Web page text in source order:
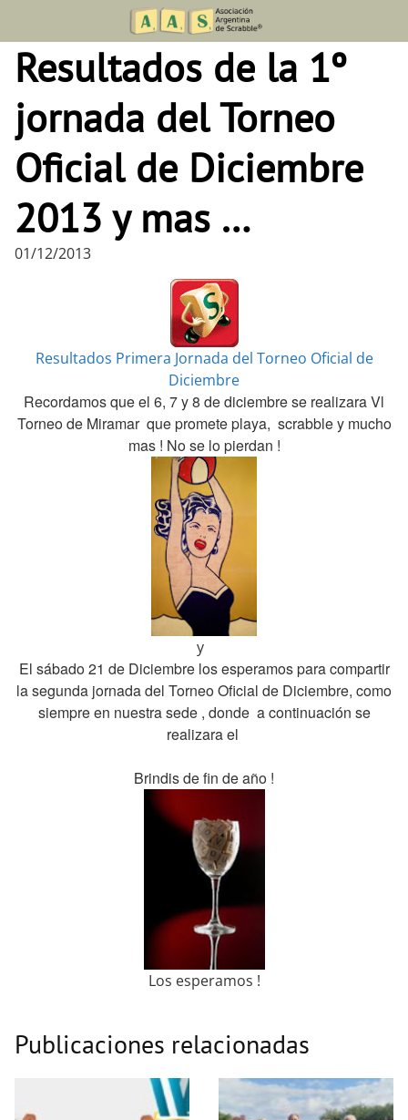
content
Resultados de la 1º
jornada del Torneo
Oficial de Diciembre
2013 y mas …
01/12/2013
Resultados Primera Jornada del Torneo Oficial de
Diciembre
Recordamos que el 6, 7 y 8 de diciembre se realizaraVl
Torneo de Miramar que promete playa, scrabble y mucho
mas ! No se lo pierdan !
y
El sábado 21 de Diciembre los esperamos para compartir
la segunda jornada del Torneo Oficial de Diciembre, como
siempre en nuestra sede , donde a continuación se
realizara el
Brindis de fin de año !
Los esperamos !
Publicaciones relacionadas